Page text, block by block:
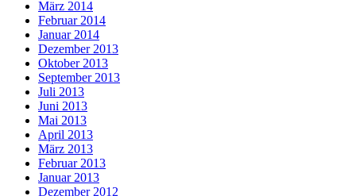
März 2014
Februar 2014
Januar 2014
Dezember 2013
Oktober 2013
September 2013
Juli 2013
Juni 2013
Mai 2013
April 2013
März 2013
Februar 2013
Januar 2013
Dezember 2012